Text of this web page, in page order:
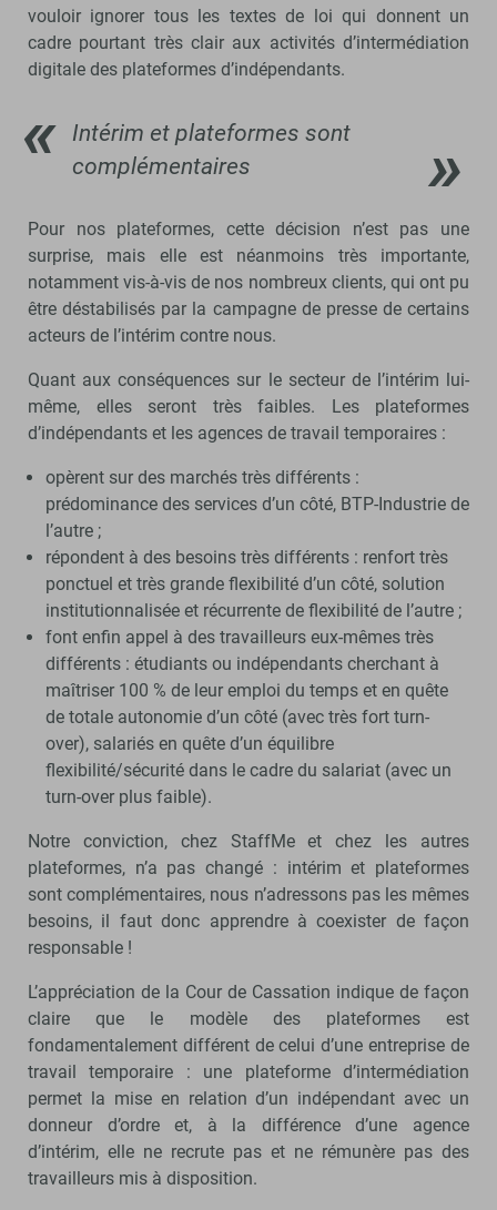
vouloir ignorer tous les textes de loi qui donnent un
cadre pourtant très clair aux activités d’intermédiation
digitale des plateformes d’indépendants.
Intérim et plateformes sont
complémentaires
Pour nos plateformes, cette décision n’est pas une
surprise, mais elle est néanmoins très importante,
notamment vis-à-vis de nos nombreux clients, qui ont pu
être déstabilisés par la campagne de presse de certains
acteurs de l’intérim contre nous.
Quant aux conséquences sur le secteur de l’intérim lui-
même, elles seront très faibles. Les plateformes
d’indépendants et les agences de travail temporaires :
opèrent sur des marchés très différents :
prédominance des services d’un côté, BTP-Industrie de
l’autre ;
répondent à des besoins très différents : renfort très
ponctuel et très grande flexibilité d’un côté, solution
institutionnalisée et récurrente de flexibilité de l’autre ;
font enfin appel à des travailleurs eux-mêmes très
différents : étudiants ou indépendants cherchant à
maîtriser 100 % de leur emploi du temps et en quête
de totale autonomie d’un côté (avec très fort turn-
over), salariés en quête d’un équilibre
flexibilité/sécurité dans le cadre du salariat (avec un
turn-over plus faible).
Notre conviction, chez StaffMe et chez les autres
plateformes, n’a pas changé : intérim et plateformes
sont complémentaires, nous n’adressons pas les mêmes
besoins, il faut donc apprendre à coexister de façon
responsable !
L’appréciation de la Cour de Cassation indique de façon
claire que le modèle des plateformes est
fondamentalement différent de celui d’une entreprise de
travail temporaire : une plateforme d’intermédiation
permet la mise en relation d’un indépendant avec un
donneur d’ordre et, à la différence d’une agence
d’intérim, elle ne recrute pas et ne rémunère pas des
travailleurs mis à disposition.